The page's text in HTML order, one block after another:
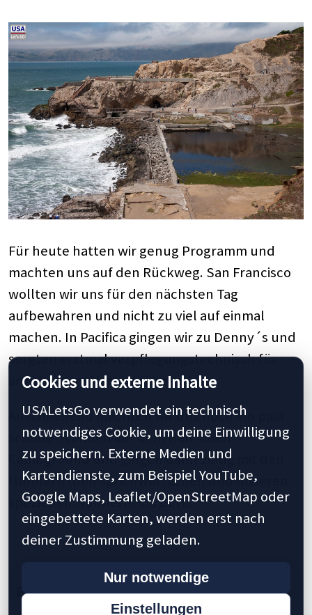
Für heute hatten wir genug Programm und
machten uns auf den Rückweg. San Francisco
wollten wir uns für den nächsten Tag
aufbewahren und nicht zu viel auf einmal
machen. In Pacifica gingen wir zu Denny´s und
sorgten erstmal verpflegungstechnisch für
annehmbare Verhältnisse.
Anschließend machten wir uns noch ein paar
schöne Stunden auf dem Half Moon
Campground und gingen dann zeitig mit den
Hühnern (den sprichwörtlichen und unseren
speziellen Hühnern) ins Bett.
Previous 1 2 3 4 5 10 15
20
Cookies und externe Inhalte
USALetsGo verwendet ein technisch
notwendiges Cookie, um deine Einwilligung
zu speichern. Externe Medien und
Kartendienste, zum Beispiel YouTube,
Google Maps, Leaflet/OpenStreetMap oder
eingebettete Karten, werden erst nach
deiner Zustimmung geladen.
Nur notwendige
Einstellungen